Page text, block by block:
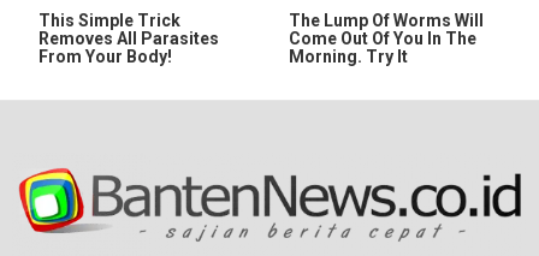
This Simple Trick
Removes All Parasites
From Your Body!
The Lump Of Worms Will
Come Out Of You In The
Morning. Try It